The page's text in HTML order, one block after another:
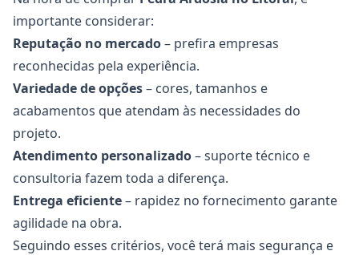
importante considerar:
Reputação no mercado– prefira empresas
reconhecidas pela experiência.
Variedade de opções– cores, tamanhos e
acabamentos que atendam às necessidades do
projeto.
Atendimento personalizado– suporte técnico e
consultoria fazem toda a diferença.
Entrega eficiente– rapidez no fornecimento garante
agilidade na obra.
Seguindo esses critérios, você terá mais segurança e